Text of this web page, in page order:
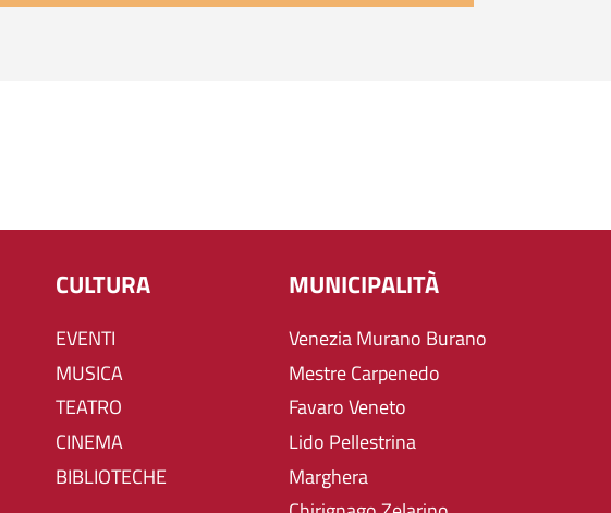
CULTURA
EVENTI
MUSICA
TEATRO
CINEMA
BIBLIOTECHE
MUNICIPALITÀ
Venezia Murano Burano
Mestre Carpenedo
Favaro Veneto
Lido Pellestrina
Marghera